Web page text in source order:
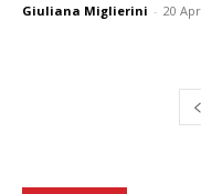
Giuliana Miglierini - 20